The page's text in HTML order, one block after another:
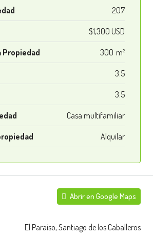
207
$1,300 USD
Propiedad 300 m²
3.5
3.5
Casa multifamiliar
Alquilar
Abrir en Google Maps
El Paraíso, Santiago de los Caballeros